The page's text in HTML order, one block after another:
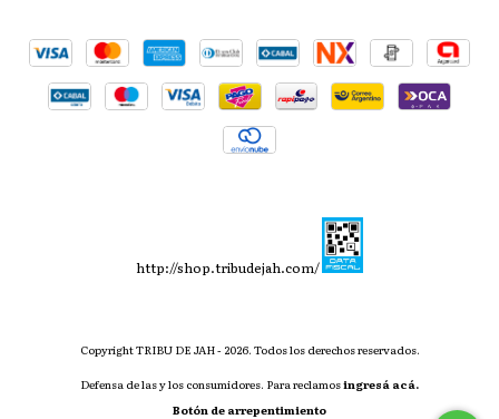
http://shop.tribudejah.com/
Copyright TRIBU DE JAH - 2026. Todos los derechos reservados.
Defensa de las y los consumidores. Para reclamosingresá acá.
Botón de arrepentimiento